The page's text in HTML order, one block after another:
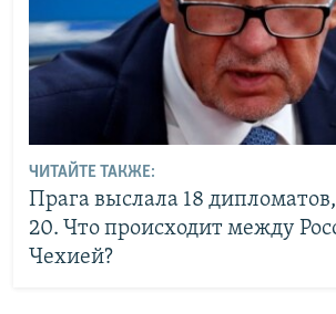
ЧИТАЙТЕ ТАКЖЕ:
Прага выслала 18
20. Что происходит между
Чехией?